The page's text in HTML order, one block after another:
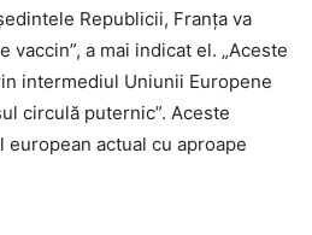
Republicii, Franţa va
vaccin”, a mai indicat el. „Aceste
intermediul Uniunii Europene
circulă puternic”. Aceste
actual cu aproape